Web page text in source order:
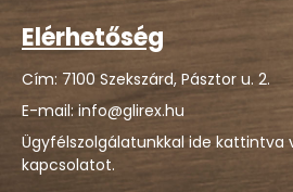
Elérhetőség
Cím: 7100 Szekszárd, Pásztor u. 2.
E-mail: info@glirex.hu
Ügyfélszolgálatunkkal ide kattintva
kapcsolatot.